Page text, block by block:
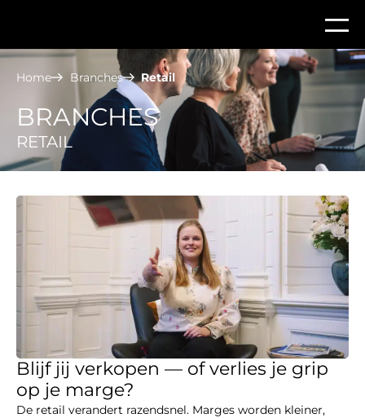
BRANCHES
RETAIL
Home Branches Retail
Blijf jij verkopen — of verlies je grip
op je marge?
De retail verandert razendsnel. Marges worden kleiner,